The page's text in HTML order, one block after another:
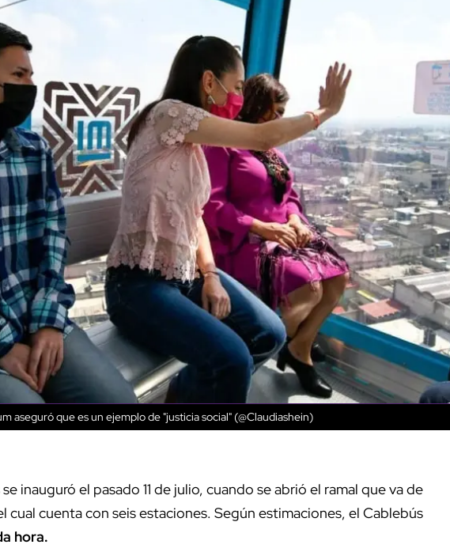
aseguró que es un ejemplo de "justicia social" (@Claudiashein)
inauguró el pasado 11 de julio, cuando se abrió el ramal que va de
cual cuenta con seis estaciones. Según estimaciones, el Cablebús
hora.